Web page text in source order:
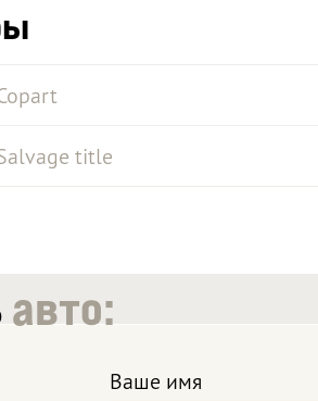
title
авто:
Ваше имя